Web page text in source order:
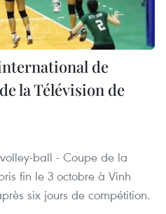
de
la Télévision de
ball - Coupe de la
fin le 3 octobre à Vinh
six jours de compétition.